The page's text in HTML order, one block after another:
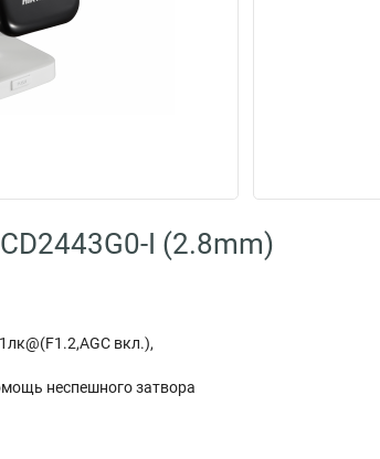
I (2.8mm)
вкл.),
неспешного затвора